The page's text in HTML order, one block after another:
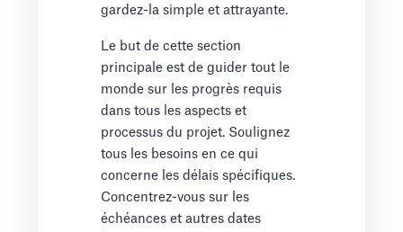
gardez-la simple et attrayante.
Le but de cette section
principale est de guider tout le
monde sur les progrès requis
dans tous les aspects et
processus du projet. Soulignez
tous les besoins en ce qui
concerne les délais spécifiques.
Concentrez-vous sur les
échéances et autres dates